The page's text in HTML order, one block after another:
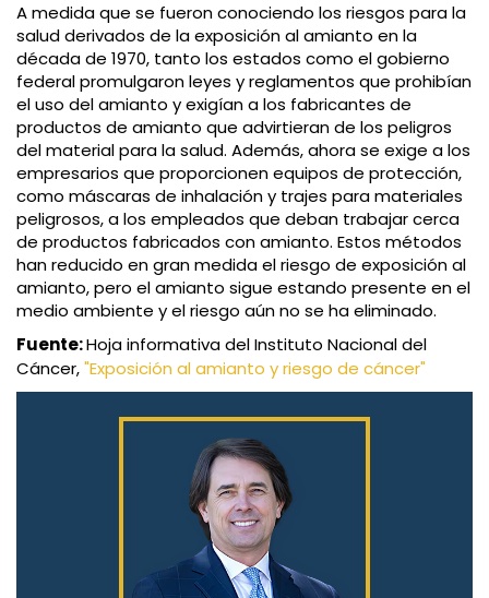
A medida que se fueron conociendo los riesgos para la
salud derivados de la exposición al amianto en la
década de 1970, tanto los estados como el gobierno
federal promulgaron leyes y reglamentos que prohibían
el uso del amianto y exigían a los fabricantes de
productos de amianto que advirtieran de los peligros
del material para la salud. Además, ahora se exige a los
empresarios que proporcionen equipos de protección,
como máscaras de inhalación y trajes para materiales
peligrosos, a los empleados que deban trabajar cerca
de productos fabricados con amianto. Estos métodos
han reducido en gran medida el riesgo de exposición al
amianto, pero el amianto sigue estando presente en el
medio ambiente y el riesgo aún no se ha eliminado.
Fuente:Hoja informativa del Instituto Nacional del
Cáncer,"Exposición al amianto y riesgo de cáncer"